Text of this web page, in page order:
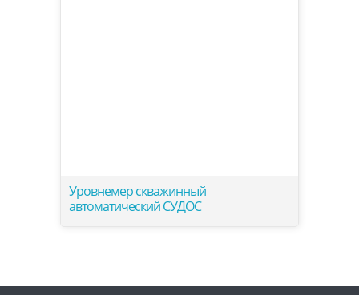
Уровнемер скважинный
автоматический СУДОС